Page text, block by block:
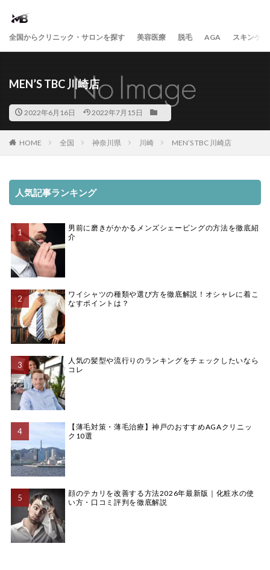
全国からクリニック・サロンを探す 美容医療 脱毛 AGA スキンケア
MEN’S TBC 川崎店
2022年6月16日 2022年7月15日
HOME 全国 神奈川県 川崎 MEN’S TBC 川崎店
人気記事ランキング
男前に磨きがかかるメンズシェービングの方法を徹底紹
介
ワイシャツの種類や選び方を徹底解説！オシャレに着こ
なすポイントは？
人気の髪型や流行りのランキングをチェックしたいなら
コレ
【薄毛対策・薄毛治療】神戸のおすすめAGAクリニッ
ク10選
顔のテカリを改善する方法2026年最新版｜化粧水の使
い方・口コミ評判を徹底解説